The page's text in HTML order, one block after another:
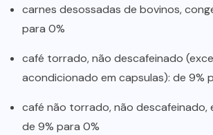
carnes desossadas de bovinos,
para 0%
café torrado, não descafeinado
acondicionado em capsulas): de 9%
café não torrado, não descafeinado,
de 9% para 0%